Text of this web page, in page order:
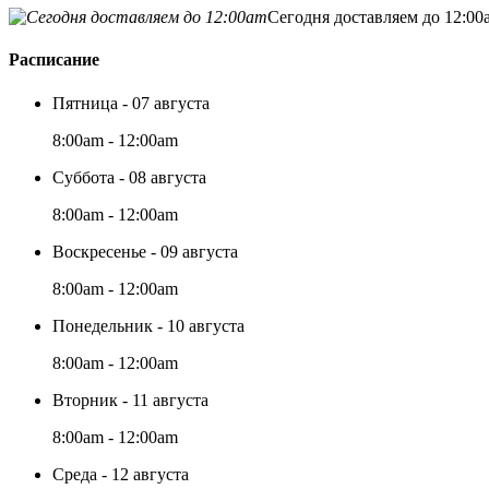
Сегодня доставляем до
Расписание
Пятница - 07 августа
8:00am - 12:00am
Суббота - 08 августа
8:00am - 12:00am
Воскресенье - 09 августа
8:00am - 12:00am
Понедельник - 10 августа
8:00am - 12:00am
Вторник - 11 августа
8:00am - 12:00am
Среда - 12 августа